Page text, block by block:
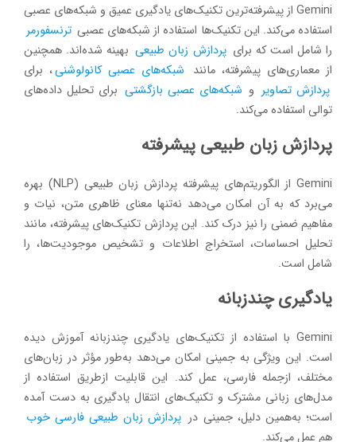
Gemini از پیشرفته‌ترین تکنیک‌های یادگیری عمیق و شبکه‌های عصبی
استفاده می‌کند. این تکنیک‌ها استفاده از شبکه‌های عصبی ترنسفورمر
را شامل است که برای پردازش زبان طبیعی بهینه شده‌اند. همچنین
از معماری‌های پیشرفته، مانند شبکه‌های عصبی کانولوشنی، برای
پردازش تصاویر و شبکه‌های عصبی بازگشتی برای تحلیل داده‌های
توالی استفاده می‌کند.
پردازش زبان طبیعی پیشرفته
Gemini از الگوریتم‌های پیشرفته پردازش زبان طبیعی (NLP) بهره
می‌برد که به آن امکان می‌دهد نه‌تنها معنای ظاهری متن، نیات و
مفاهیم ضمنی را نیز درک کند. این پردازش تکنیک‌های پیشرفته، مانند
تحلیل احساسات، استخراج اطلاعات و تشخیص موجودیت‌ها، را
شامل است.
یادگیری چندزبانه
Gemini با استفاده از تکنیک‌های یادگیری چندزبانه آموزش دیده
است. این ویژگی به جمینی امکان می‌دهد به‌طور مؤثر در زبان‌های
مختلف، ازجمله فارسی، عمل کند. این قابلیت ازطریق استفاده از
مدل‌های زبانی مشترک و تکنیک‌های انتقال یادگیری به دست آمده
است؛ به‌همین دلیل، جمینی در پردازش زبان طبیعی فارسی خوب
هم عمل می‌کند.